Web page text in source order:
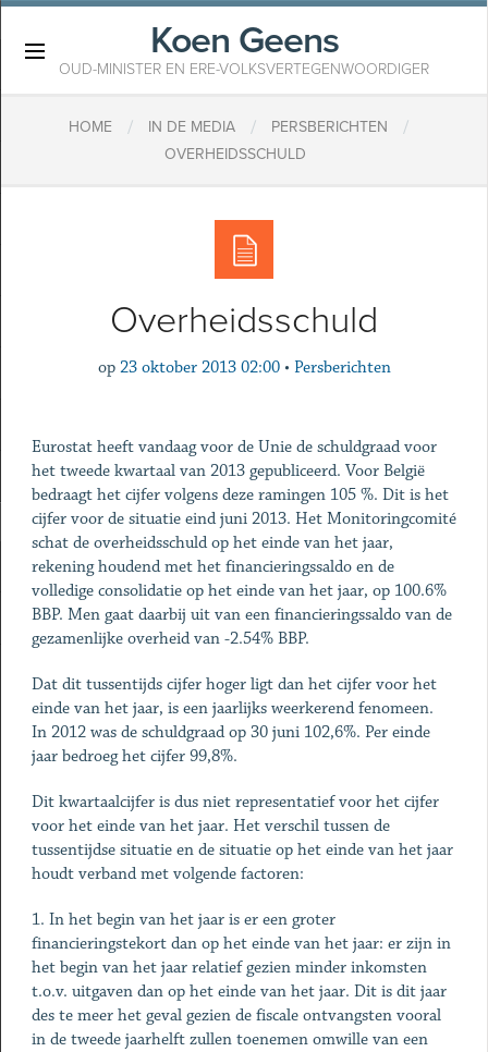
Koen Geens
OUD-MINISTER EN ERE-VOLKSVERTEGENWOORDIGER
HOME / IN DE MEDIA / PERSBERICHTEN /
OVERHEIDSSCHULD
Overheidsschuld
op 23 oktober 2013 02:00 • Persberichten
Eurostat heeft vandaag voor de Unie de schuldgraad voor
het tweede kwartaal van 2013 gepubliceerd. Voor België
bedraagt het cijfer volgens deze ramingen 105 %. Dit is het
cijfer voor de situatie eind juni 2013. Het Monitoringcomité
schat de overheidsschuld op het einde van het jaar,
rekening houdend met het financieringssaldo en de
volledige consolidatie op het einde van het jaar, op 100.6%
BBP. Men gaat daarbij uit van een financieringssaldo van de
gezamenlijke overheid van -2.54% BBP.
Dat dit tussentijds cijfer hoger ligt dan het cijfer voor het
einde van het jaar, is een jaarlijks weerkerend fenomeen.
In 2012 was de schuldgraad op 30 juni 102,6%. Per einde
jaar bedroeg het cijfer 99,8%.
Dit kwartaalcijfer is dus niet representatief voor het cijfer
voor het einde van het jaar. Het verschil tussen de
tussentijdse situatie en de situatie op het einde van het jaar
houdt verband met volgende factoren:
1. In het begin van het jaar is er een groter
financieringstekort dan op het einde van het jaar: er zijn in
het begin van het jaar relatief gezien minder inkomsten
t.o.v. uitgaven dan op het einde van het jaar. Dit is dit jaar
des te meer het geval gezien de fiscale ontvangsten vooral
in de tweede jaarhelft zullen toenemen omwille van een